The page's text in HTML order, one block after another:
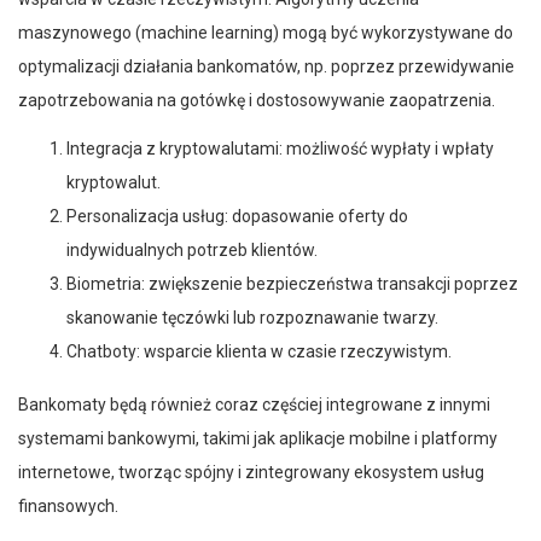
maszynowego (machine learning) mogą być wykorzystywane do
optymalizacji działania bankomatów, np. poprzez przewidywanie
zapotrzebowania na gotówkę i dostosowywanie zaopatrzenia.
Integracja z kryptowalutami: możliwość wypłaty i wpłaty
kryptowalut.
Personalizacja usług: dopasowanie oferty do
indywidualnych potrzeb klientów.
Biometria: zwiększenie bezpieczeństwa transakcji poprzez
skanowanie tęczówki lub rozpoznawanie twarzy.
Chatboty: wsparcie klienta w czasie rzeczywistym.
Bankomaty będą również coraz częściej integrowane z innymi
systemami bankowymi, takimi jak aplikacje mobilne i platformy
internetowe, tworząc spójny i zintegrowany ekosystem usług
finansowych.